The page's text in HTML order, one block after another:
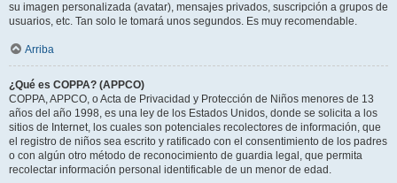
su imagen personalizada (avatar), mensajes privados, suscripción a grupos de
usuarios, etc. Tan solo le tomará unos segundos. Es muy recomendable.
Arriba
¿Qué es COPPA? (APPCO)
COPPA, APPCO, o Acta de Privacidad y Protección de Niños menores de 13
años del año 1998, es una ley de los Estados Unidos, donde se solicita a los
sitios de Internet, los cuales son potenciales recolectores de información, que
el registro de niños sea escrito y ratificado con el consentimiento de los padres
o con algún otro método de reconocimiento de guardia legal, que permita
recolectar información personal identificable de un menor de edad.